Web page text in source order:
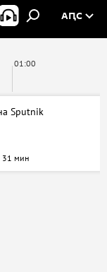
АԤС
01:00
Sputnik
31 мин